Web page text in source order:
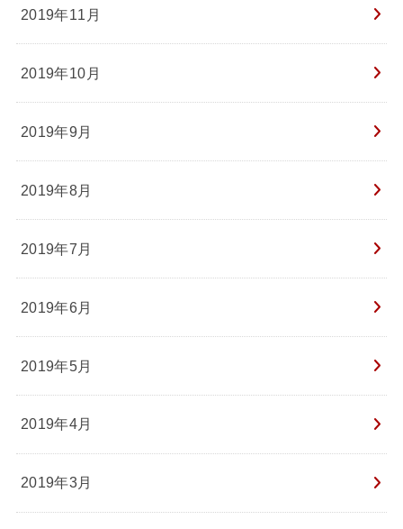
2019年11月
2019年10月
2019年9月
2019年8月
2019年7月
2019年6月
2019年5月
2019年4月
2019年3月